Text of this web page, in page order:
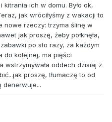
ich w domu. Było ok,
jak wróciłyśmy z wakacji to
nowe rzeczy: trzyma ślinę w
jak proszę, żeby połknęła,
po sto razy, za każdym
do kolejnej, ma pięści
wstrzymywała oddech dzisiaj z
proszę, tłumaczę to od
denerwuje...